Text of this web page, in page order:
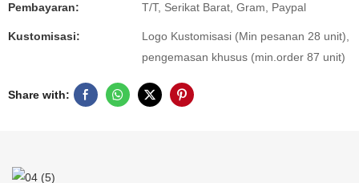
Pembayaran:
T/T, Serikat Barat, Gram, Paypal
Kustomisasi:
Logo Kustomisasi (Min pesanan 28 unit),
pengemasan khusus (min.order 87 unit)
Share with: